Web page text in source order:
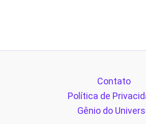
Contato
Política de
Gênio do